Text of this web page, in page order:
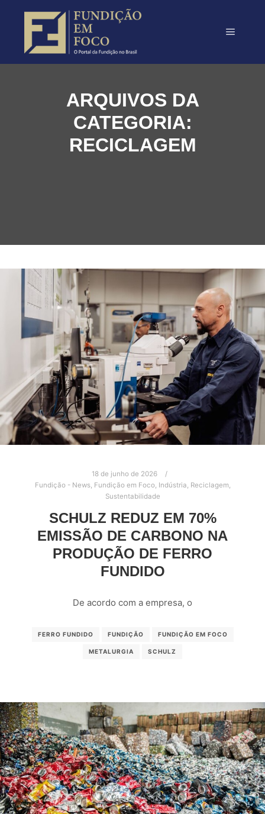
ARQUIVOS DA
CATEGORIA:
RECICLAGEM
18 de junho de 2026
Fundição - News, Fundição em Foco, Indústria, Reciclagem,
Sustentabilidade
SCHULZ REDUZ EM 70%
EMISSÃO DE CARBONO NA
PRODUÇÃO DE FERRO
FUNDIDO
De acordo com a empresa, o
FERRO FUNDIDO FUNDIÇÃO FUNDIÇÃO EM FOCO
METALURGIA SCHULZ